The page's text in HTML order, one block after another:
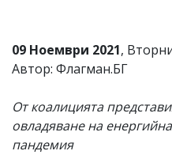
редакцията
не
носи
за
тях!
Ако
откриете
09 Ноември 2021,
Автор: Флагман.БГ
От коалицията
овладяване на
пандемия